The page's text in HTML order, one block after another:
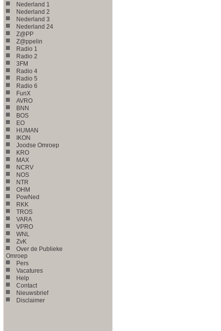
Nederland 1
Nederland 2
Nederland 3
Nederland 24
Z@PP
Z@ppelin
Radio 1
Radio 2
3FM
Radio 4
Radio 5
Radio 6
FunX
AVRO
BNN
BOS
EO
HUMAN
IKON
Joodse Omroep
KRO
MAX
NCRV
NOS
NTR
OHM
PowNed
RKK
TROS
VARA
VPRO
WNL
ZvK
Over de Publieke
Omroep
Pers
Vacatures
Help
Contact
Nieuwsbrief
Disclaimer